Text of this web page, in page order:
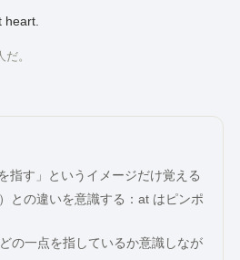
heart.
。
指す」というイメージだけ覚える
との違いを意識する：at はピンポ
の一点を指しているか意識しなが